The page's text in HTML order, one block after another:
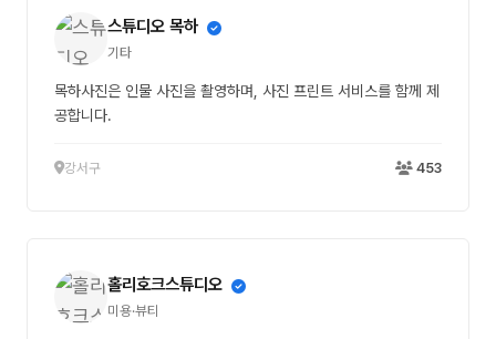
스튜디오 목하
기타
목하사진은 인물 사진을 촬영하며, 사진 프린트 서비스를 함께 제
공합니다.
강서구 453
홀리호크스튜디오
미용·뷰티